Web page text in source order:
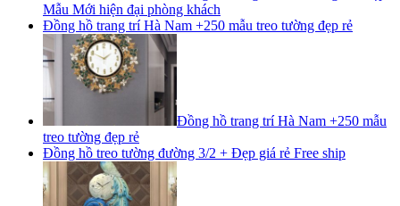
Mẫu Mới hiện đại phòng khách
Đồng hồ trang trí Hà Nam +250 mẫu treo tường đẹp rẻ
Đồng hồ trang trí Hà Nam +250 mẫu
treo tường đẹp rẻ
Đồng hồ treo tường đường 3/2 + Đẹp giá rẻ Free ship